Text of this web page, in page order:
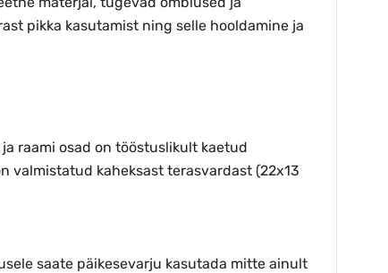
pikka kasutamist ning selle hooldamine ja
raami osad on tööstuslikult kaetud
valmistatud kaheksast terasvardast (22x13
saate päikesevarju kasutada mitte ainult